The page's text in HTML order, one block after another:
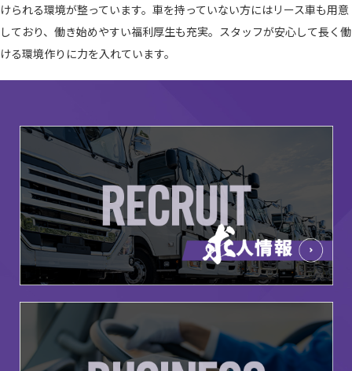
けられる環境が整っています。車を持っていない方にはリース車も用意
しており、働き始めやすい福利厚生も充実。スタッフが安心して長く働
ける環境作りに力を入れています。